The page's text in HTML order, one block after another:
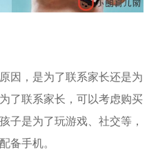
因，是为了联系家长还是为
了联系家长，可以考虑购买
子是为了玩游戏、社交等，
备手机。